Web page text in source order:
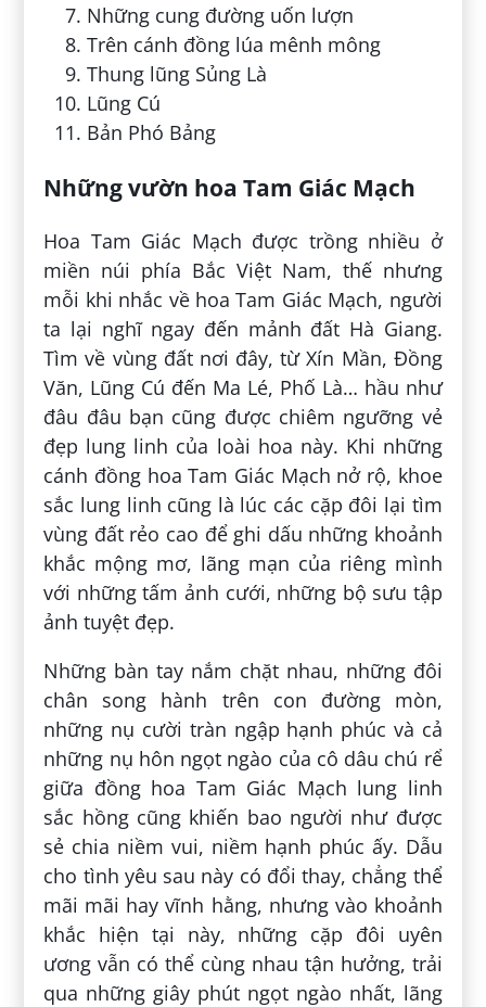
Những cung đường uốn lượn
Trên cánh đồng lúa mênh mông
Thung lũng Sủng Là
Lũng Cú
Bản Phó Bảng
Những vườn hoa Tam Giác Mạch
Hoa Tam Giác Mạch được trồng nhiều ở
miền núi phía Bắc Việt Nam, thế nhưng
mỗi khi nhắc về hoa Tam Giác Mạch, người
ta lại nghĩ ngay đến mảnh đất Hà Giang.
Tìm về vùng đất nơi đây, từ Xín Mần, Đồng
Văn, Lũng Cú đến Ma Lé, Phố Là… hầu như
đâu đâu bạn cũng được chiêm ngưỡng vẻ
đẹp lung linh của loài hoa này. Khi những
cánh đồng hoa Tam Giác Mạch nở rộ, khoe
sắc lung linh cũng là lúc các cặp đôi lại tìm
vùng đất rẻo cao để ghi dấu những khoảnh
khắc mộng mơ, lãng mạn của riêng mình
với những tấm ảnh cưới, những bộ sưu tập
ảnh tuyệt đẹp.
Những bàn tay nắm chặt nhau, những đôi
chân song hành trên con đường mòn,
những nụ cười tràn ngập hạnh phúc và cả
những nụ hôn ngọt ngào của cô dâu chú rể
giữa đồng hoa Tam Giác Mạch lung linh
sắc hồng cũng khiến bao người như được
sẻ chia niềm vui, niềm hạnh phúc ấy. Dẫu
cho tình yêu sau này có đổi thay, chẳng thể
mãi mãi hay vĩnh hằng, nhưng vào khoảnh
khắc hiện tại này, những cặp đôi uyên
ương vẫn có thể cùng nhau tận hưởng, trải
qua những giây phút ngọt ngào nhất, lãng